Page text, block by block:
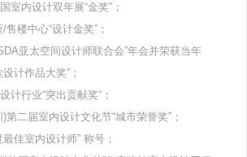
室内设计双年展“金奖”；
楼中心“设计金奖”；
亚太空间设计师联合会”年会并荣获当年
计作品大奖”；
计行业“突出贡献奖“；
二届室内设计文化节“城市荣誉奖”；
佳室内设计师” 称号；